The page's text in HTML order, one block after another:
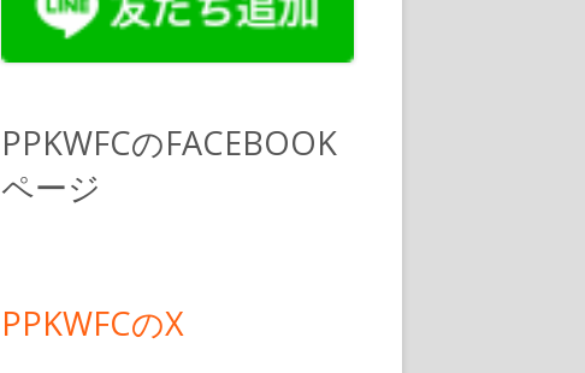
イ
バ
PPKWFCのFACEBOOK
ページ
PPKWFCのX